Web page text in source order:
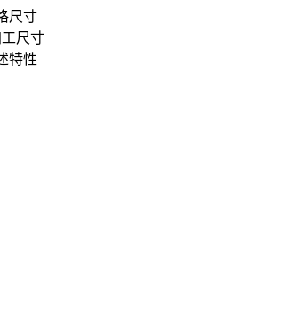
尺寸
尺寸
特性